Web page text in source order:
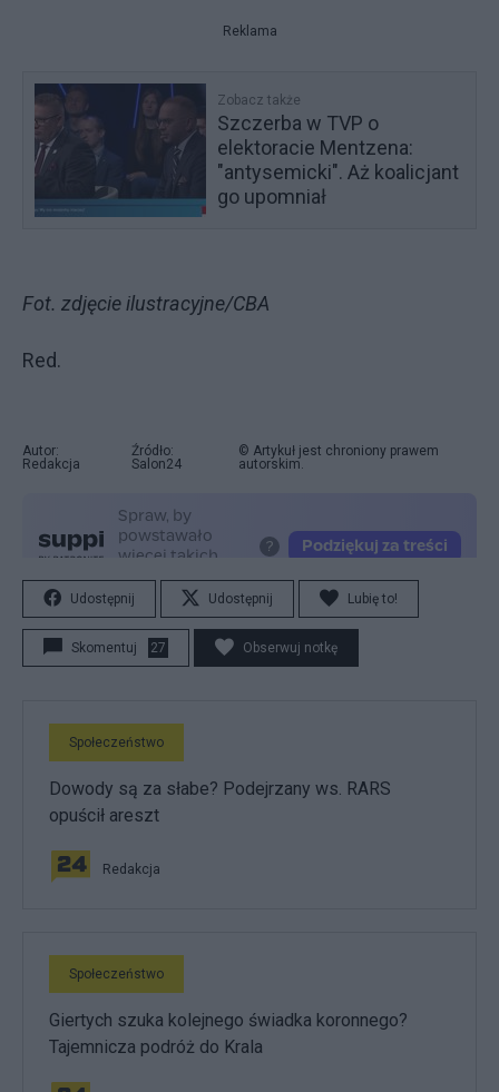
Reklama
Zobacz także
Szczerba w TVP o
elektoracie Mentzena:
"antysemicki". Aż koalicjant
go upomniał
Fot. zdjęcie ilustracyjne/CBA
Red.
Autor:
Redakcja
Źródło:
Salon24
© Artykuł jest chroniony prawem
autorskim.
Udostępnij Udostępnij Lubię to!
Skomentuj 27 Obserwuj notkę
Społeczeństwo
Dowody są za słabe? Podejrzany ws. RARS
opuścił areszt
Redakcja
Społeczeństwo
Giertych szuka kolejnego świadka koronnego?
Tajemnicza podróż do Krala